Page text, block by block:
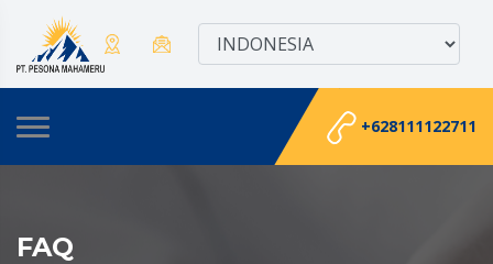
+628111122711
FAQ